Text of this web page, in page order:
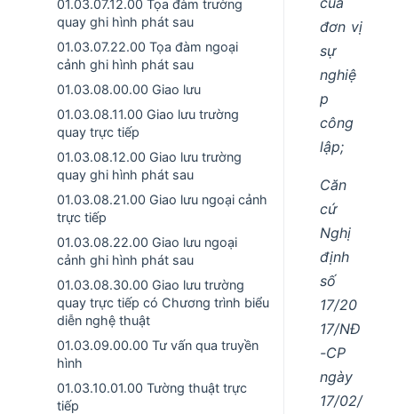
01.03.07.12.00 Tọa đàm trường
quay ghi hình phát sau
01.03.07.22.00 Tọa đàm ngoại
cảnh ghi hình phát sau
01.03.08.00.00 Giao lưu
01.03.08.11.00 Giao lưu trường
quay trực tiếp
01.03.08.12.00 Giao lưu trường
quay ghi hình phát sau
01.03.08.21.00 Giao lưu ngoại cảnh
trực tiếp
01.03.08.22.00 Giao lưu ngoại
cảnh ghi hình phát sau
01.03.08.30.00 Giao lưu trường
quay trực tiếp có Chương trình biểu
diễn nghệ thuật
01.03.09.00.00 Tư vấn qua truyền
hình
01.03.10.01.00 Tường thuật trực
tiếp
đơn vị
sự
nghiệ
p
công
lập;
Căn
cứ
Nghị
định
số
17/20
17/NĐ
-CP
ngày
17/02/